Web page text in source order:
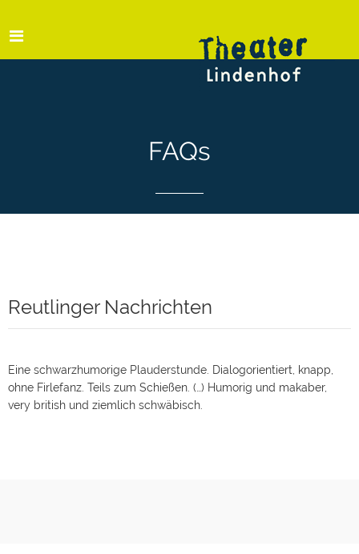
FAQs
Reutlinger Nachrichten
Eine schwarzhumorige Plauderstunde. Dialogorientiert, knapp,
ohne Firlefanz. Teils zum Schießen. (…) Humorig und makaber,
very british und ziemlich schwäbisch.